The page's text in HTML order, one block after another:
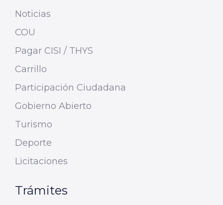
Noticias
COU
Pagar CISI / THYS
Carrillo
Participación Ciudadana
Gobierno Abierto
Turismo
Deporte
Licitaciones
Trámites